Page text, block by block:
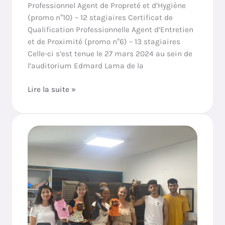
Professionnel Agent de Propreté et d’Hygiène
(promo n°10) – 12 stagiaires Certificat de
Qualification Professionnelle Agent d’Entretien
et de Proximité (promo n°6) – 13 stagiaires
Celle-ci s’est tenue le 27 mars 2024 au sein de
l’auditorium Edmard Lama de la
Lire la suite »
Semaine
de
des
étrangers
primo-
arrivants